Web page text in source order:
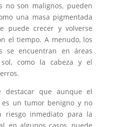
no son malignos, pueden
una masa pigmentada
puede crecer y volverse
el tiempo. A menudo, los
se encuentran en áreas
como la cabeza y el
destacar que aunque el
es un tumor benigno y no
riesgo inmediato para la